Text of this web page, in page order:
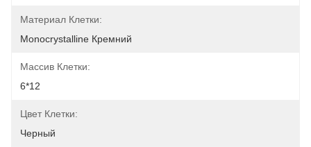
Материал Клетки:
Monocrystalline Кремний
Массив Клетки:
6*12
Цвет Клетки:
Черный